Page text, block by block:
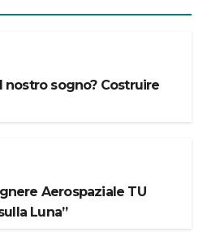
nostro sogno? Costruire
Aerospaziale TU
Luna”